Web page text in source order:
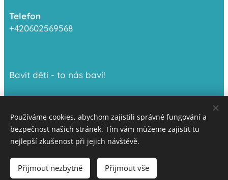
Telefon
+420602569568
Bavit děti - to nás baví!
Powered by
Webnode Cookies
Používáme cookies, abychom zajistili správné fungování a
bezpečnost našich stránek. Tím vám můžeme zajistit tu
nejlepší zkušenost při jejich návštěvě.
Přijmout nezbytné Přijmout vše